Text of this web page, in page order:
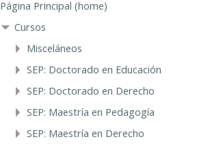
Página Principal (home)
Cursos
Misceláneos
SEP: Doctorado en Educación
SEP: Doctorado en Derecho
SEP: Maestría en Pedagogía
SEP: Maestría en Derecho